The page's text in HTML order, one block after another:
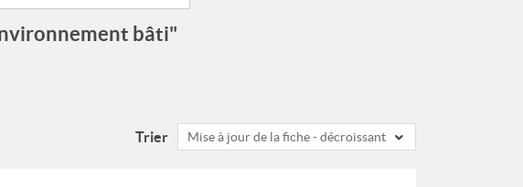
bâti"
Trier Mise à jour de la fiche - décroissant